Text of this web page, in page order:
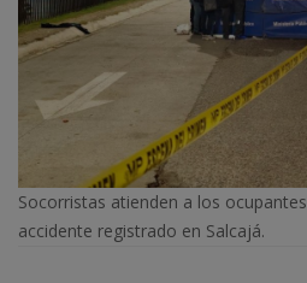
Socorristas atienden a los
accidente registrado en Salcajá.